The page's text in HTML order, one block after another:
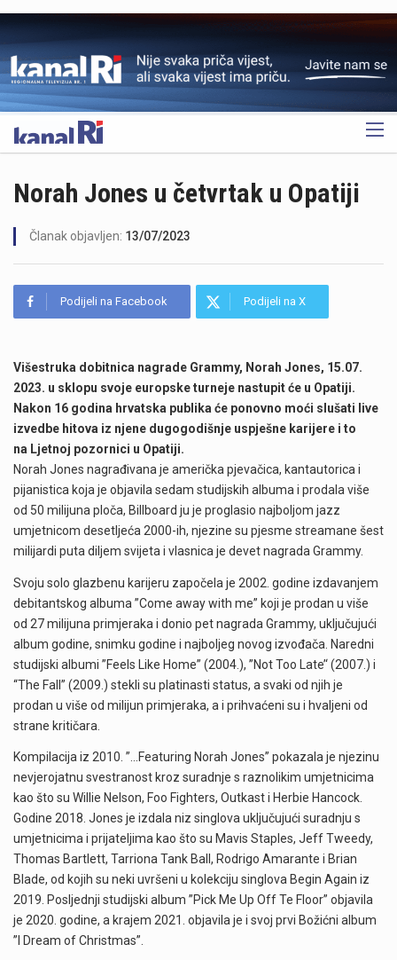
OGLAS
Norah Jones u četvrtak u Opatiji
Članak objavljen: 13/07/2023
Podijeli na Facebook Podijeli na X
Višestruka dobitnica nagrade Grammy, Norah Jones, 15.07.
2023. u sklopu svoje europske turneje nastupit će u Opatiji.
Nakon 16 godina hrvatska publika će ponovno moći slušati live
izvedbe hitova iz njene dugogodišnje uspješne karijere i to
na Ljetnoj pozornici u Opatiji.
Norah Jones nagrađivana je američka pjevačica, kantautorica i
pijanistica koja je objavila sedam studijskih albuma i prodala više
od 50 milijuna ploča, Billboard ju je proglasio najboljom jazz
umjetnicom desetljeća 2000-ih, njezine su pjesme streamane šest
milijardi puta diljem svijeta i vlasnica je devet nagrada Grammy.
Svoju solo glazbenu karijeru započela je 2002. godine izdavanjem
debitantskog albuma ”Come away with me” koji je prodan u više
od 27 milijuna primjeraka i donio pet nagrada Grammy, uključujući
album godine, snimku godine i najboljeg novog izvođača. Naredni
studijski albumi ”Feels Like Home” (2004.), ”Not Too Late’‘ (2007.) i
‘‘The Fall” (2009.) stekli su platinasti status, a svaki od njih je
prodan u više od milijun primjeraka, a i prihvaćeni su i hvaljeni od
strane kritičara.
Kompilacija iz 2010. ”…Featuring Norah Jones” pokazala je njezinu
nevjerojatnu svestranost kroz suradnje s raznolikim umjetnicima
kao što su Willie Nelson, Foo Fighters, Outkast i Herbie Hancock.
Godine 2018. Jones je izdala niz singlova uključujući suradnju s
umjetnicima i prijateljima kao što su Mavis Staples, Jeff Tweedy,
Thomas Bartlett, Tarriona Tank Ball, Rodrigo Amarante i Brian
Blade, od kojih su neki uvršeni u kolekciju singlova Begin Again iz
2019. Posljednji studijski album ”Pick Me Up Off Te Floor” objavila
je 2020. godine, a krajem 2021. objavila je i svoj prvi Božićni album
”I Dream of Christmas”.